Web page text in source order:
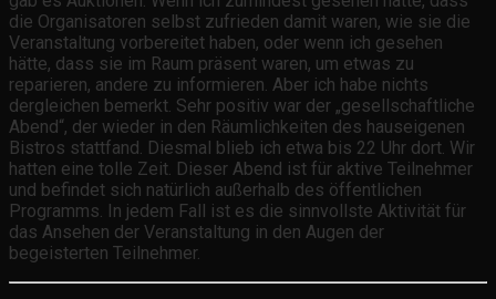
die Organisatoren selbst zufrieden damit waren, wie sie die
Veranstaltung vorbereitet haben, oder wenn ich gesehen
hätte, dass sie im Raum präsent waren, um etwas zu
reparieren, andere zu informieren. Aber ich habe nichts
dergleichen bemerkt. Sehr positiv war der „gesellschaftliche
Abend“, der wieder in den Räumlichkeiten des hauseigenen
Bistros stattfand. Diesmal blieb ich etwa bis 22 Uhr dort. Wir
hatten eine tolle Zeit. Dieser Abend ist für aktive Teilnehmer
und befindet sich natürlich außerhalb des öffentlichen
Programms. In jedem Fall ist es die sinnvollste Aktivität für
das Ansehen der Veranstaltung in den Augen der
begeisterten Teilnehmer.